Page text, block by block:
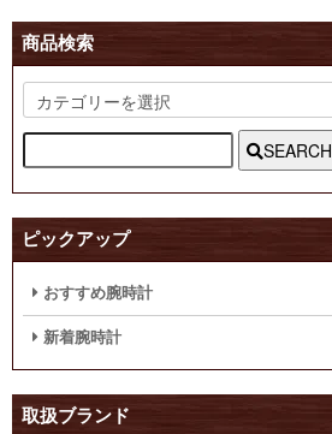
商品検索
SEARCH
ピックアップ
おすすめ腕時計
新着腕時計
取扱ブランド